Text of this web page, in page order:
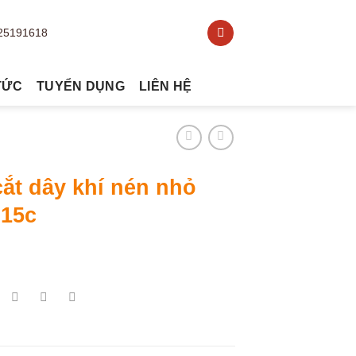
TUYỂN DỤNG LIÊN HỆ
dây khí nén nhỏ